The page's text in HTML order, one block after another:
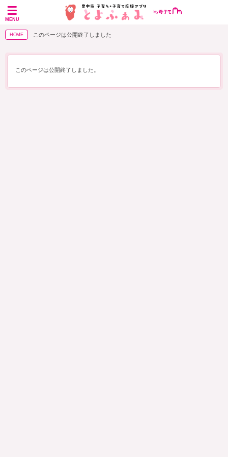
MENU
HOME このページは公開終了しました
このページは公開終了しました。